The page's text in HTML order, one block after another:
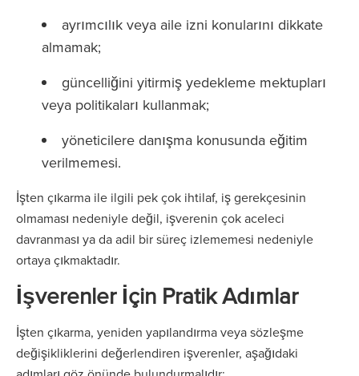
ayrımcılık veya aile izni konularını dikkate
almamak;
güncelliğini yitirmiş yedekleme mektupları
veya politikaları kullanmak;
yöneticilere danışma konusunda eğitim
verilmemesi.
İşten çıkarma ile ilgili pek çok ihtilaf, iş gerekçesinin
olmaması nedeniyle değil, işverenin çok aceleci
davranması ya da adil bir süreç izlememesi nedeniyle
ortaya çıkmaktadır.
İşverenler İçin Pratik Adımlar
İşten çıkarma, yeniden yapılandırma veya sözleşme
değişikliklerini değerlendiren işverenler, aşağıdaki